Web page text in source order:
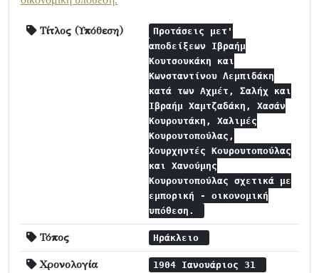
Τίτλος (Υπόθεση)
Προτάσεις μετ'
αποδείξεων Ιβραήμ
Κουτσουκάκη και
Κωνσταντίνου Λεμπιδάκη
κατά των Αχμέτ, Σαλήχ και
Ιβραήμ Χαμτζαδάκη, Χασάν
Κουρουτάκη, Χαλιμές
Κουρουτοπούλας,
Χουρχηντές Κουρουτοπούλας
και Χανούμης
Κουρουτοπούλας σχετικά με
εμπορική - οικονομική
υπόθεση.
Τόπος Ηράκλειο
Χρονολογία 1904 Ιανουάριος 31